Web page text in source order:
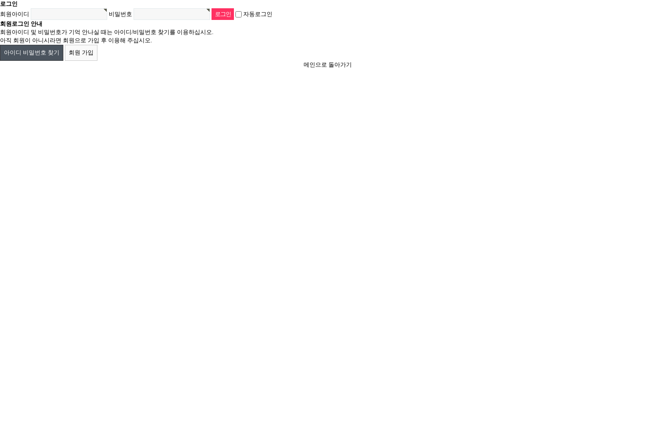
로그인
회원아이디
비밀번호
자동로그인
회원로그인 안내
회원아이디 및 비밀번호가 기억 안나실 때는 아이디/비밀번호 찾기를 이용하십시오.
아직 회원이 아니시라면 회원으로 가입 후 이용해 주십시오.
아이디 비밀번호 찾기
회원 가입
메인으로 돌아가기